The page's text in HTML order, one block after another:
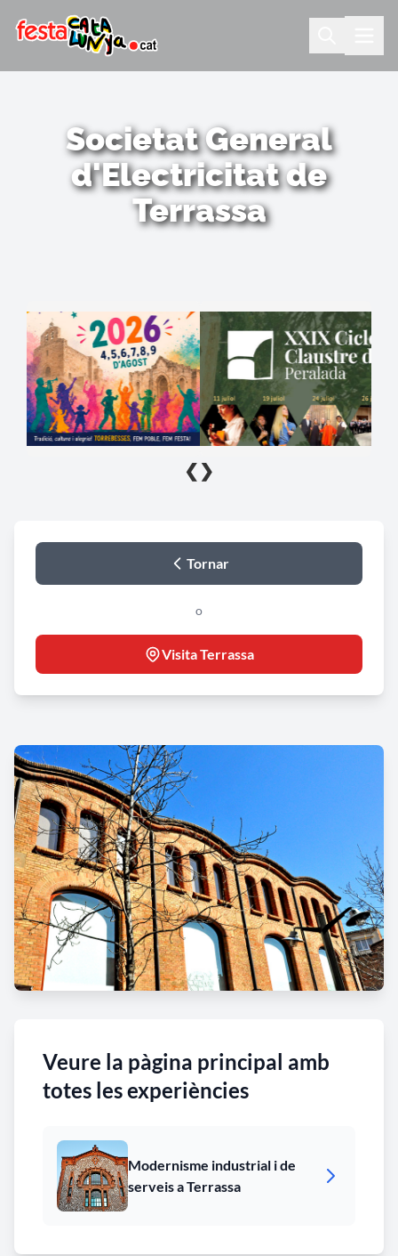
Societat General
d'Electricitat de
Terrassa
❮ ❯
Tornar
o
Visita Terrassa
Veure la pàgina principal amb
totes les experiències
Modernisme industrial i de
serveis a Terrassa